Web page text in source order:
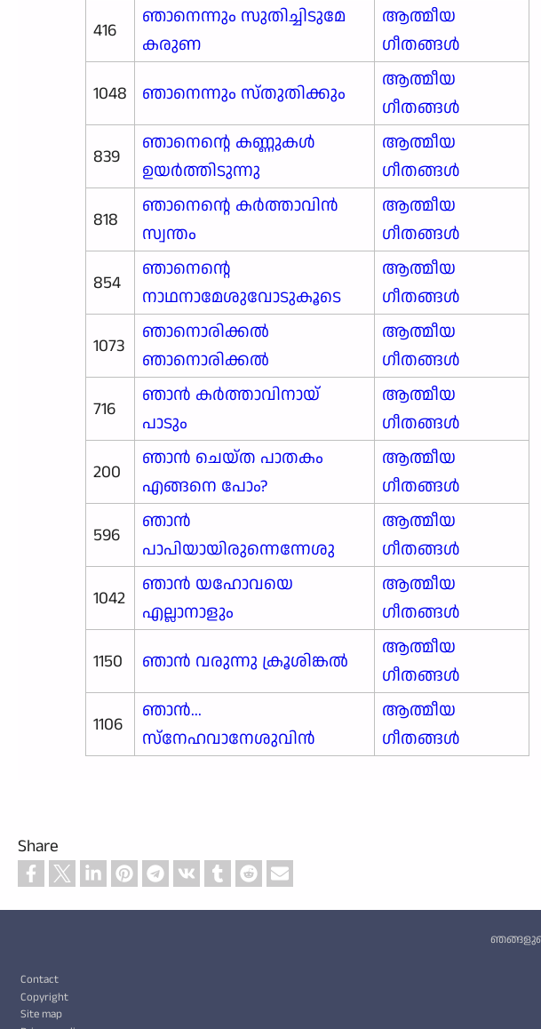
416
ഞാനെന്നും സുതിച്ചിടുമേ
കരുണ
ആത്മീയ
ഗീതങ്ങൾ
1048
ഞാനെന്നും സ്തുതിക്കും
ആത്മീയ
ഗീതങ്ങൾ
839
ഞാനെന്റെ കണ്ണുകൾ
ഉയർത്തിടുന്നു
ആത്മീയ
ഗീതങ്ങൾ
818
ഞാനെന്റെ കർത്താവിൻ
സ്വന്തം
ആത്മീയ
ഗീതങ്ങൾ
854
ഞാനെന്റെ
നാഥനാമേശുവോടുകൂടെ
ആത്മീയ
ഗീതങ്ങൾ
1073
ഞാനൊരിക്കൽ
ഞാനൊരിക്കൽ
ആത്മീയ
ഗീതങ്ങൾ
716
ഞാൻ കർത്താവിനായ്
പാടും
ആത്മീയ
ഗീതങ്ങൾ
200
ഞാൻ ചെയ്ത പാതകം
എങ്ങനെ പോം?
ആത്മീയ
ഗീതങ്ങൾ
596
ഞാൻ
പാപിയായിരുന്നെന്നേശു
ആത്മീയ
ഗീതങ്ങൾ
1042
ഞാൻ യഹോവയെ
എല്ലാനാളും
ആത്മീയ
ഗീതങ്ങൾ
1150
ഞാൻ വരുന്നു ക്രൂശിങ്കൽ
ആത്മീയ
ഗീതങ്ങൾ
1106
ഞാൻ...
സ്നേഹവാനേശുവിൻ
ആത്മീയ
ഗീതങ്ങൾ
Share
Footer
Contact
Copyright
Site map